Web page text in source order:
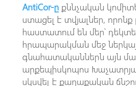
AntiCor-ը քննչական
ստացել է տվյալներ, որոնք
հաստատում են մեր՝
հրապարակման մեջ
գնահատականներն այն
արքեպիսկոպոս
սկսվել է քաղաքական